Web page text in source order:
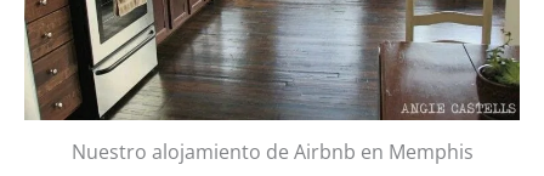
Nuestro alojamiento de Airbnb en Memphis